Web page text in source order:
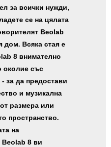
за всички нужди,
се на цялата
Beolab
дом. Всяка стая е
8 внимателно
околие със
за да предостави
и музикална
размера или
пространство.
на
Beolab 8 ви